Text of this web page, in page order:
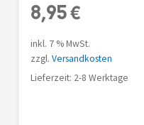
8,95€
inkl. 7 % MwSt.
zzgl. Versandkosten
Lieferzeit: 2-8 Werktage